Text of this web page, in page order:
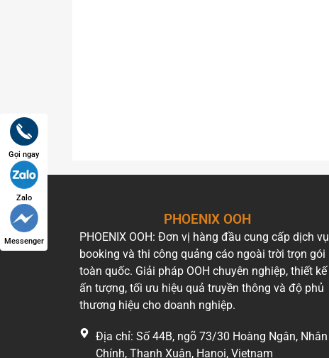
PHOENIX OOH
PHOENIX OOH: Đơn vị hàng đầu cung cấp dịch vụ
booking và thi công quảng cáo ngoài trời trọn gói
toàn quốc. Giải pháp OOH chuyên nghiệp, thiết kế
ấn tượng, tối ưu hiệu quả truyền thông và độ phủ
thương hiệu cho doanh nghiệp.
Địa chỉ: Số 44B, ngõ 73/30 Hoàng Ngân, Nhân
Chính, Thanh Xuân, Hanoi, Vietnam
Gọi ngay
Zalo
Messenger